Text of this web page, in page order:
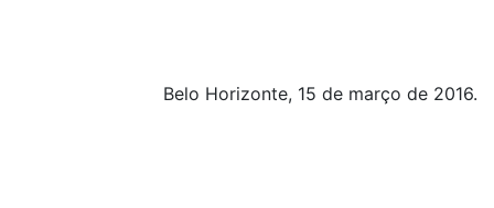
Belo Horizonte, 15 de março de 2016.